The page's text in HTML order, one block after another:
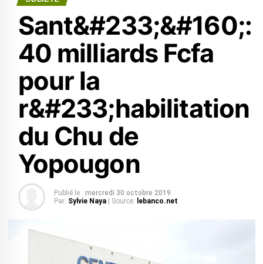
Sant&#233;&#160;:
40 milliards Fcfa
pour la
r&#233;habilitation
du Chu de
Yopougon
Publié le : mercredi 30 octobre 2019
Par: Sylvie Naya | Source: lebanco.net